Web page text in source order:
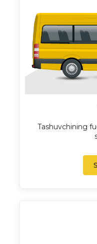
Tashuvchining